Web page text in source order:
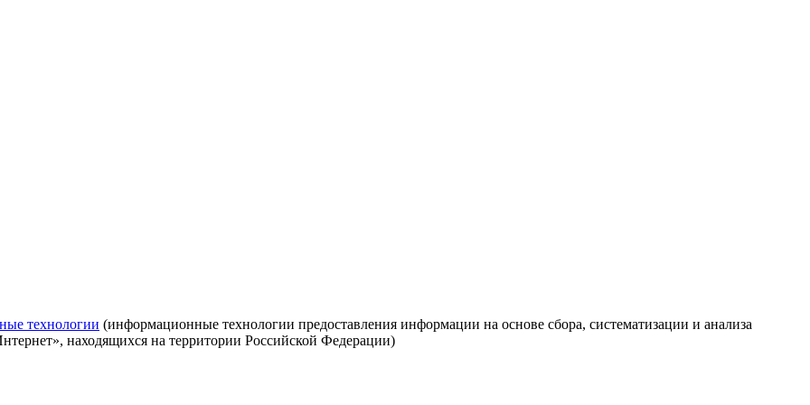
технологии (информационные технологии предоставления информации на основе сбора, систематизации и анализа
находящихся на территории Российской Федерации)